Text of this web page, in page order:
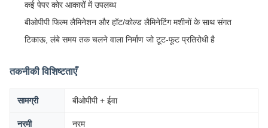
कई पेपर कोर आकारों में उपलब्ध
बीओपीपी फिल्म लैमिनेशन और हॉट/कोल्ड लैमिनेटिंग मशीनों के साथ संगत
टिकाऊ, लंबे समय तक चलने वाला निर्माण जो टूट-फूट प्रतिरोधी है
तकनीकी विशिष्टताएँ
सामग्री बीओपीपी + ईवा
नरमी नरम